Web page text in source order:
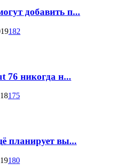
добавить п...
182
76 никогда н...
175
планирует вы...
180